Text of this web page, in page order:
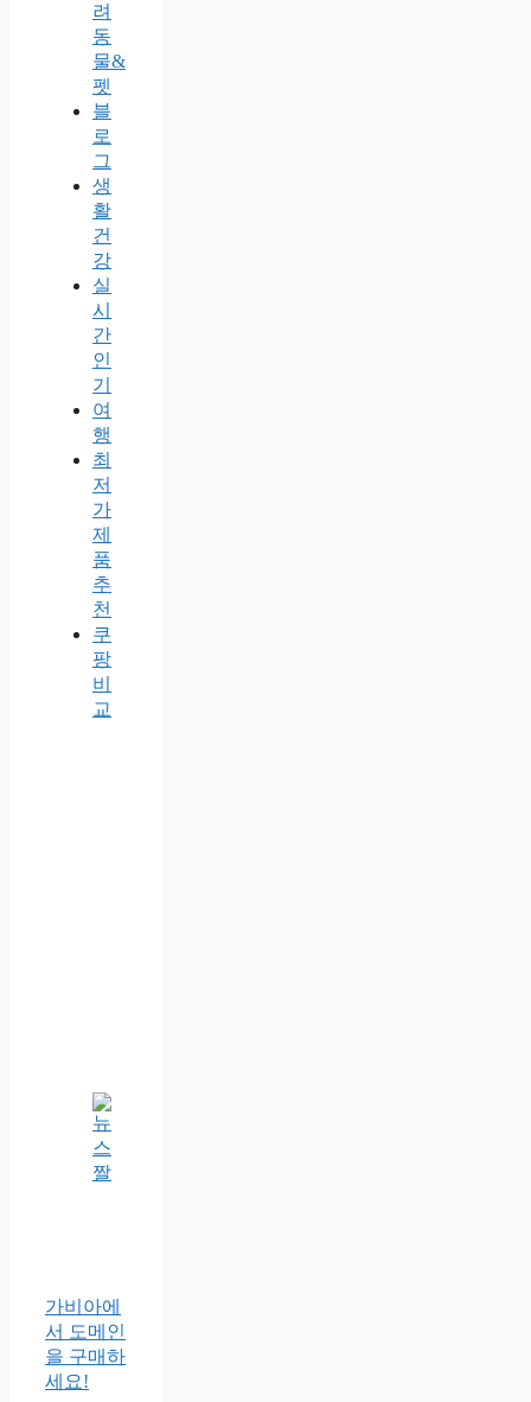
려
동
물&
펫
블
로
그
생
활
건
강
실
시
간
인
기
여
행
최
저
가
제
품
추
천
쿠
팡
비
교
가비아에
서 도메인
을 구매하
세요!